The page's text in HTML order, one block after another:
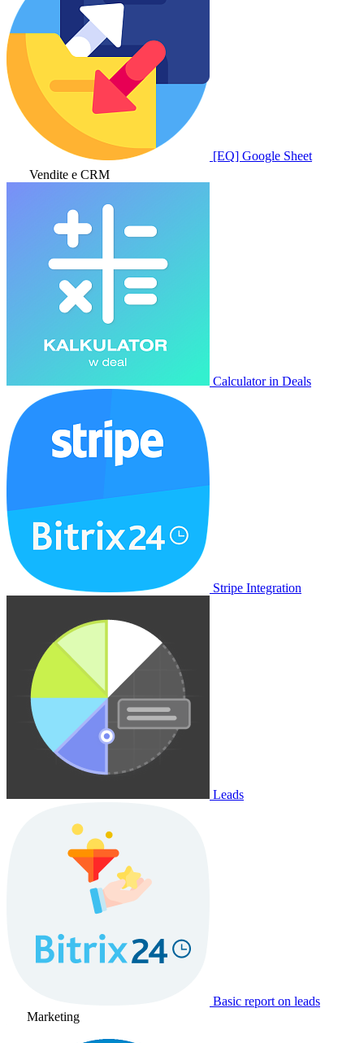
[EQ] Google Sheet
Vendite e CRM
Calculator in Deals
Stripe Integration
Leads
Basic report on leads
Marketing